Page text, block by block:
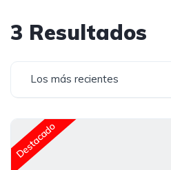
3 Resultados
Los más recientes
Destacado